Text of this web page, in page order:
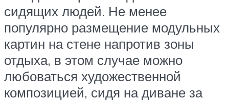
сидящих людей. Не менее
популярно размещение модульных
картин на стене напротив зоны
отдыха, в этом случае можно
любоваться художественной
композицией, сидя на диване за